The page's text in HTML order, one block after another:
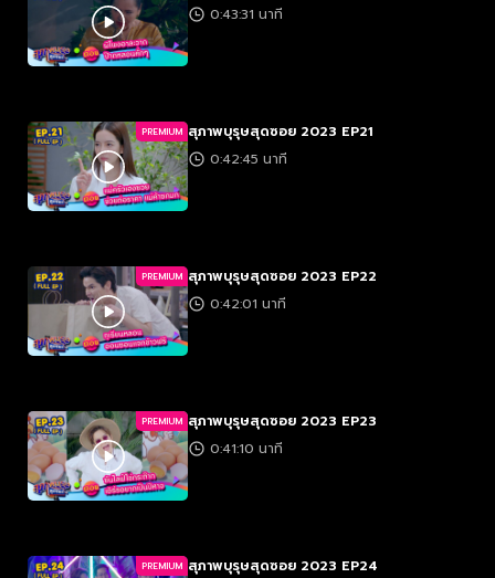
0:43:31 นาที
PREMIUM สุภาพบุรุษสุดซอย 2023 EP21
0:42:45 นาที
PREMIUM สุภาพบุรุษสุดซอย 2023 EP22
0:42:01 นาที
PREMIUM สุภาพบุรุษสุดซอย 2023 EP23
0:41:10 นาที
PREMIUM สุภาพบุรุษสุดซอย 2023 EP24